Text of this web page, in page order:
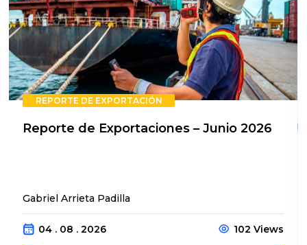
REPORTE DE EXPORTACIÓN
Reporte de Exportaciones – Junio 2026
Gabriel Arrieta Padilla
04 . 08 . 2026 102 Views